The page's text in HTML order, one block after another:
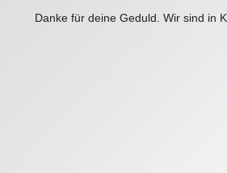
Danke für deine Geduld. Wir sind in